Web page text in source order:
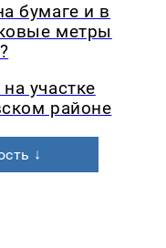
бумаге и в
метры
участке
районе
↓